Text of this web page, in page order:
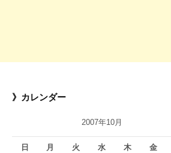
》カレンダー
2007年10月
日 月 火 水 木 金